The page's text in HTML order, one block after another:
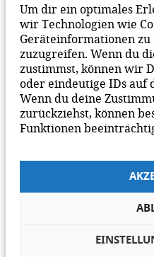
Um dir ein optimales
wir Technologien wie
Geräteinformationen
zuzugreifen. Wenn du
zustimmst, können wir
oder eindeutige IDs auf
Wenn du deine
zurückziehst, können
Funktionen
MITEINANDER AUF